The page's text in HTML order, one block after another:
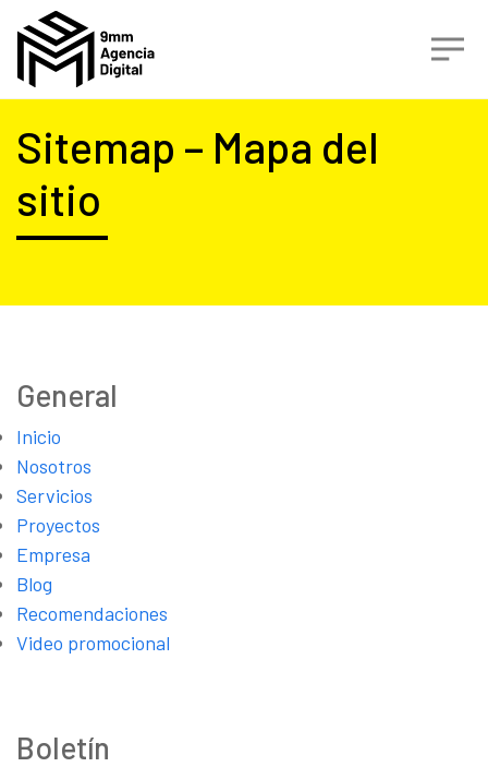
Sitemap – Mapa del
sitio
General
Inicio
Nosotros
Servicios
Proyectos
Empresa
Blog
Recomendaciones
Video promocional
Boletín